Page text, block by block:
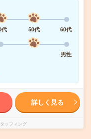
代 50代
60代
男性
詳しく見る
ッフィング